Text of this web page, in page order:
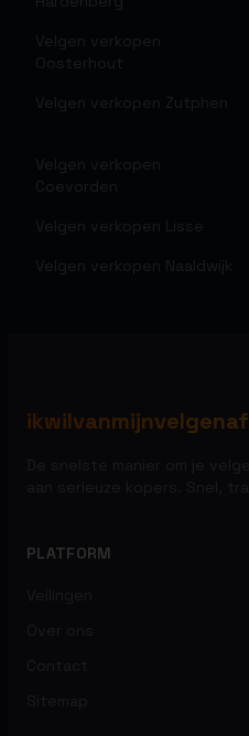
Velgen verkopen
Oosterhout
Velgen verkopen Zutphen
Velgen verkopen
Coevorden
Velgen verkopen Lisse
Velgen verkopen Naaldwijk
ikwilvanmijnvelgenaf
PLATFORM